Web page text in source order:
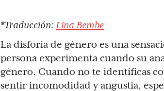
*Traducción: Lina Bembe
La disforia de género es una
persona experimenta cuando su
género. Cuando no te identificas
sentir incomodidad y angustia,